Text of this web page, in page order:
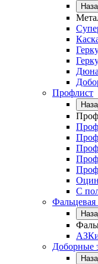
Дюна
Профлист
С
Фальцевая
Доборные